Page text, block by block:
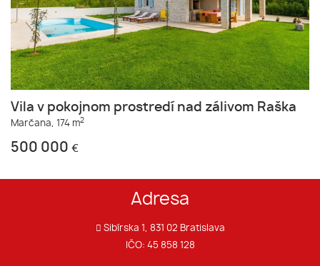
Vila v pokojnom prostredí nad zálivom Raška
Marčana, 174 m2
500 000 €
Adresa
Sibírska 1, 831 02 Bratislava
IČO: 45 858 128